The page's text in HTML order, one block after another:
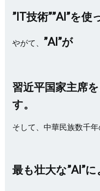
”IT技術””AI”を使
やがて、 ”AI”が
習近平国家主席
す。
そして、中華民族数千
最も壮大な”AI”に